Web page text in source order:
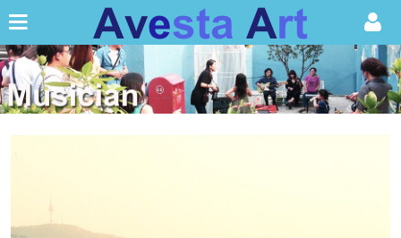
Sketchbook5, 스케치북5
Sketchbook5, 스케치북5